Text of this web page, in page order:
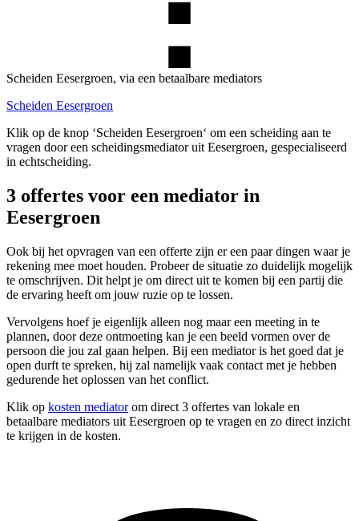
Scheiden Eesergroen, via een betaalbare mediators
Scheiden Eesergroen
Klik op de knop ‘Scheiden Eesergroen‘ om een scheiding aan te
vragen door een scheidingsmediator uit Eesergroen, gespecialiseerd
in echtscheiding.
3 offertes voor een mediator in
Eesergroen
Ook bij het opvragen van een offerte zijn er een paar dingen waar je
rekening mee moet houden. Probeer de situatie zo duidelijk mogelijk
te omschrijven. Dit helpt je om direct uit te komen bij een partij die
de ervaring heeft om jouw ruzie op te lossen.
Vervolgens hoef je eigenlijk alleen nog maar een meeting in te
plannen, door deze ontmoeting kan je een beeld vormen over de
persoon die jou zal gaan helpen. Bij een mediator is het goed dat je
open durft te spreken, hij zal namelijk vaak contact met je hebben
gedurende het oplossen van het conflict.
Klik op kosten mediatorom direct 3 offertes van lokale en
betaalbare mediators uit Eesergroen op te vragen en zo direct inzicht
te krijgen in de kosten.